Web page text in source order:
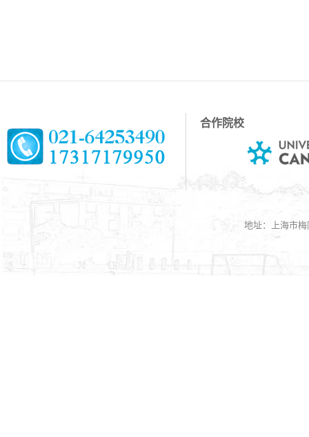
合作院校
地址：上海市